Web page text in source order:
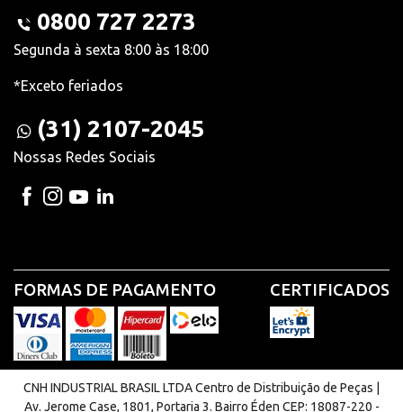
0800 727 2273
Segunda à sexta 8:00 às 18:00
*Exceto feriados
(31) 2107-2045
Nossas Redes Sociais
FORMAS DE PAGAMENTO CERTIFICADOS
CNH INDUSTRIAL BRASIL LTDA Centro de Distribuição de Peças |
Av. Jerome Case, 1801, Portaria 3. Bairro Éden CEP: 18087-220 -